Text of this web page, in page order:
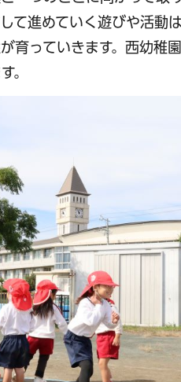
て進めていく遊びや活動
育っていきます。西幼稚
。